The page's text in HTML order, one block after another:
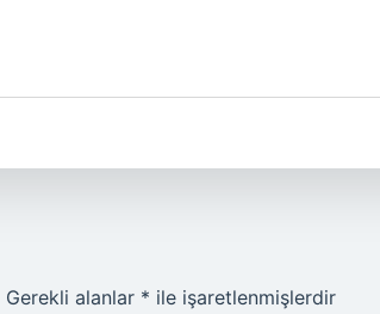
Gerekli alanlar * ile işaretlenmişlerdir